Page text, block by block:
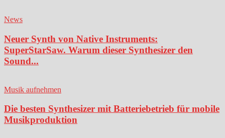
News
Neuer Synth von Native Instruments:
SuperStarSaw. Warum dieser Synthesizer den
Sound...
Musik aufnehmen
Die besten Synthesizer mit Batteriebetrieb für mobile
Musikproduktion